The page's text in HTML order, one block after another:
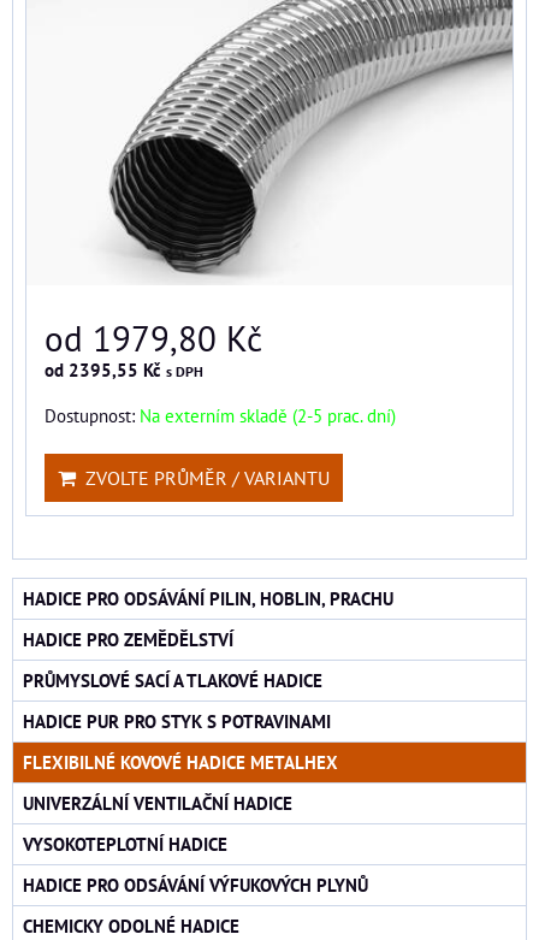
od 1979,80 Kč
od 2395,55 Kč s DPH
Dostupnost: Na externím skladě (2-5 prac. dní)
ZVOLTE PRŮMĚR / VARIANTU
HADICE PRO ODSÁVÁNÍ PILIN, HOBLIN, PRACHU
HADICE PRO ZEMĚDĚLSTVÍ
PRŮMYSLOVÉ SACÍ A TLAKOVÉ HADICE
HADICE PUR PRO STYK S POTRAVINAMI
FLEXIBILNÉ KOVOVÉ HADICE METALHEX
UNIVERZÁLNÍ VENTILAČNÍ HADICE
VYSOKOTEPLOTNÍ HADICE
HADICE PRO ODSÁVÁNÍ VÝFUKOVÝCH PLYNŮ
CHEMICKY ODOLNÉ HADICE